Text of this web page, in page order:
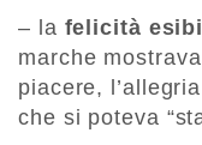
– la felicità
marche
piacere,
che si poteva